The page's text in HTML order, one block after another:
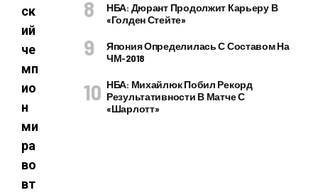
ск
ий
че
мп
ио
н
ми
ра
во
вт
НБА: Дюрант Продолжит Карьеру В
«Голден Стейте»
Япония Определилась С Составом На
ЧМ-2018
НБА: Михайлюк Побил Рекорд
Результативности В Матче С
«Шарлотт»